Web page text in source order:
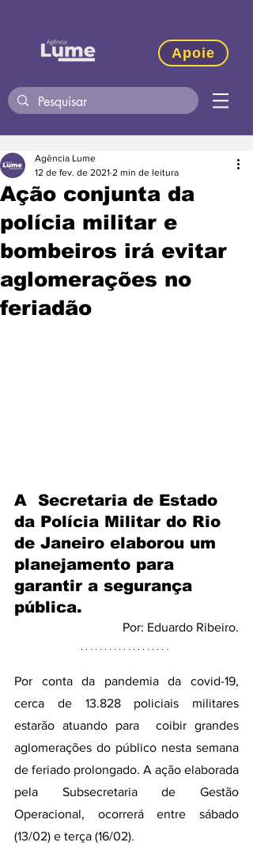
Apoie
Ação conjunta da
polícia militar e
bombeiros irá evitar
aglomerações no
feriadão
Agência Lume
12 de fev. de 2021 2 min de leitura
A  Secretaria de Estado
da Polícia Militar do Rio
de Janeiro elaborou um
planejamento para
garantir a segurança
pública.
Por: Eduardo Ribeiro.
Por conta da pandemia da covid-19,
cerca de 13.828 policiais militares
estarão atuando para  coibir grandes
aglomerações do público nesta semana
de feriado prolongado. A ação elaborada
pela Subsecretaria de Gestão
Operacional, ocorrerá entre sábado
(13/02) e terça (16/02).